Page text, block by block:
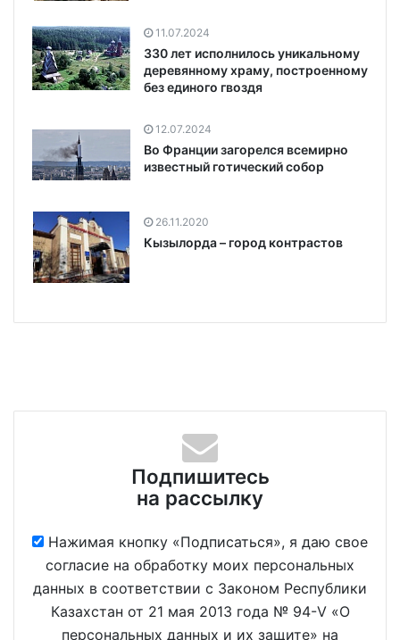
11.07.2024
330 лет исполнилось уникальному
деревянному храму, построенному
без единого гвоздя
12.07.2024
Во Франции загорелся всемирно
известный готический собор
26.11.2020
Кызылорда – город контрастов
Подпишитесь
на рассылку
Нажимая кнопку «Подписаться», я даю свое
согласие на обработку моих персональных
данных в соответствии с Законом Республики
Казахстан от 21 мая 2013 года № 94-V «О
персональных данных и их защите» на